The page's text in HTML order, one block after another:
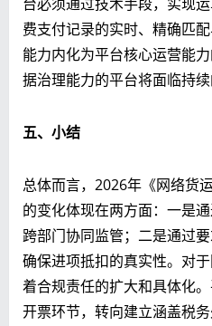
费支付记录的实时、精确匹
能力内化为平台核心运营能
据治理能力的平台将面临持续
五、小结
总体而言，2026年《网络货
的变化体现在两方面：一是
跨部门协同监管；二是通过
确保进项抵扣的真实性。对
着合规责任的扩大和具体化
开票环节，转向建立涵盖税